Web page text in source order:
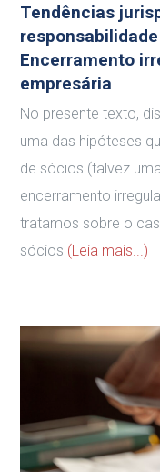
Tendências
Encerramento
empresária
No presente texto,
uma das hipóteses
de sócios (talvez
encerramento
tratamos sobre o
sócios (Leia mais...)